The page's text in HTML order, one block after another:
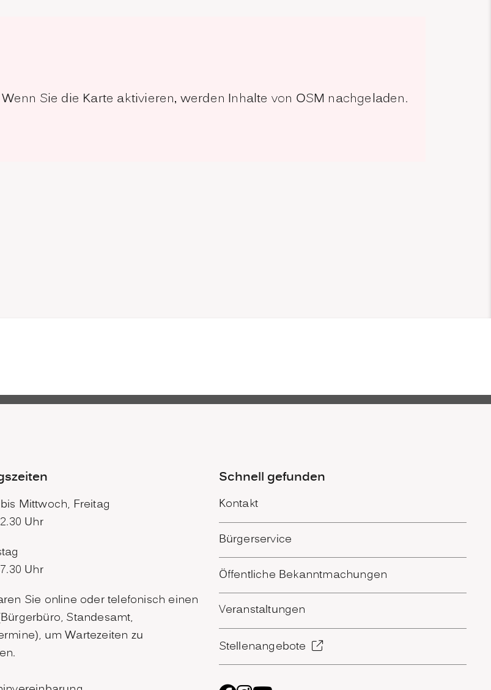
Sie die Karte aktivieren, werden Inhalte von OSM nachgeladen.
Mittwoch, Freitag
Uhr
Uhr
Sie online oder telefonisch einen
Standesamt,
um Wartezeiten zu
Schnell gefunden
Kontakt
Bürgerservice
Öffentliche Bekanntmachungen
Veranstaltungen
Stellenangebote